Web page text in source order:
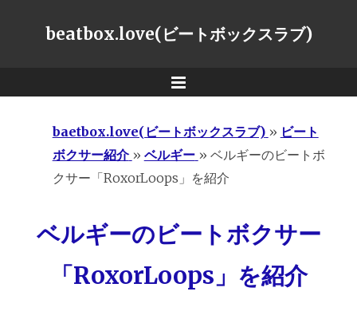
beatbox.love(ビートボックスラブ)
Menu
baetbox.love(ビートボックスラブ) » ビート
ボクサー紹介 » ベルギー » ベルギーのビートボ
クサー「RoxorLoops」を紹介
ベルギーのビートボクサー
「RoxorLoops」を紹介